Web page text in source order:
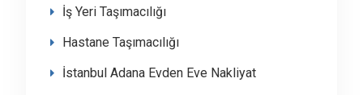
İş Yeri Taşımacılığı
Hastane Taşımacılığı
İstanbul Adana Evden Eve Nakliyat